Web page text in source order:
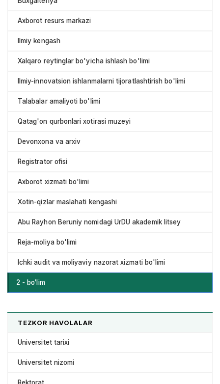
Axborot resurs markazi
Ilmiy kengash
Xalqaro reytinglar bo'yicha ishlash bo'limi
Ilmiy-innovatsion ishlanmalarni tijoratlashtirish bo'limi
Talabalar amaliyoti bo'limi
Qatag'on qurbonlari xotirasi muzeyi
Devonxona va arxiv
Registrator ofisi
Axborot xizmati bo'limi
Xotin-qizlar maslahati kengashi
Abu Rayhon Beruniy nomidagi UrDU akademik litsey
Reja-moliya bo'limi
Ichki audit va moliyaviy nazorat xizmati bo'limi
2 - bo‘lim
TEZKOR HAVOLALAR
Universitet tarixi
Universitet nizomi
Rektorat